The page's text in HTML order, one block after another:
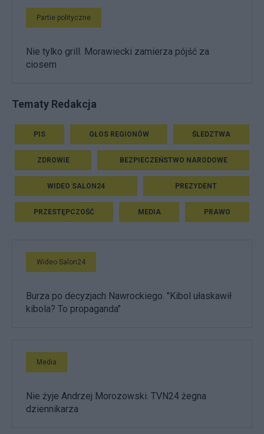
Partie polityczne
Nie tylko grill. Morawiecki zamierza pójść za
ciosem
Tematy Redakcja
PIS GŁOS REGIONÓW ŚLEDZTWA
ZDROWIE BEZPIECZEŃSTWO NARODOWE
WIDEO SALON24 PREZYDENT
PRZESTĘPCZOŚĆ MEDIA PRAWO
Wideo Salon24
Burza po decyzjach Nawrockiego. "Kibol ułaskawił
kibola? To propaganda"
Media
Nie żyje Andrzej Morozowski. TVN24 żegna
dziennikarza